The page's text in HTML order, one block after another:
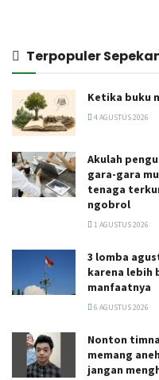
Terpopuler
Ketika buku
4 AGUSTUS 2026
Akulah
gara-gara
tenaga
ngobrol
1 AGUSTUS 2026
3 lomba
karena lebih
manfaatnya
6 AGUSTUS 2026
Nonton
memang
jangan